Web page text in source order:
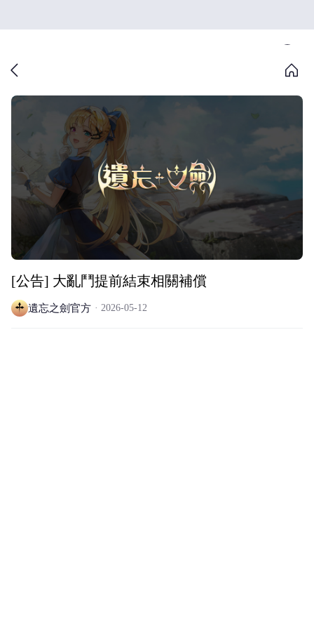
[公告] 大亂鬥提前結束相關補償
遺忘之劍官方 2026-05-12